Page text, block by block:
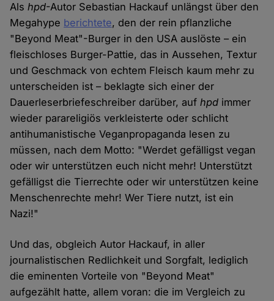
Alshpd-Autor Sebastian Hackauf unlängst über den
Megahype berichtete, den der rein pflanzliche
"Beyond Meat"-Burger in den USA auslöste – ein
fleischloses Burger-Pattie, das in Aussehen, Textur
und Geschmack von echtem Fleisch kaum mehr zu
unterscheiden ist – beklagte sich einer der
Dauerleserbriefeschreiber darüber, aufhpd immer
wieder parareligiös verkleisterte oder schlicht
antihumanistische Veganpropaganda lesen zu
müssen, nach dem Motto: "Werdet gefälligst vegan
oder wir unterstützen euch nicht mehr! Unterstützt
gefälligst die Tierrechte oder wir unterstützen keine
Menschenrechte mehr! Wer Tiere nutzt, ist ein
Nazi!"
Und das, obgleich Autor Hackauf, in aller
journalistischen Redlichkeit und Sorgfalt, lediglich
die eminenten Vorteile von "Beyond Meat"
aufgezählt hatte, allem voran: die im Vergleich zu